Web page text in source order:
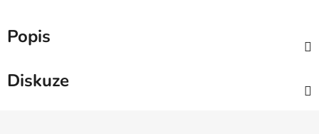
Popis
Diskuze